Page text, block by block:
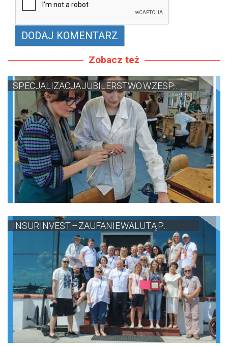
Zobacz też
SPECJALIZACJA JUBILERSTWO W ZESP...
INSUR INVEST – ZAUFANIE WALUTĄ P...